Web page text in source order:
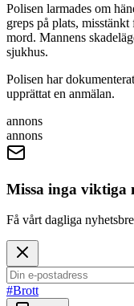
Polisen larmades om
greps på plats,
mord. Mannens
sjukhus.
Polisen har
upprättat en anmälan.
annons
annons
Missa inga viktiga
Få vårt dagliga
#Brott